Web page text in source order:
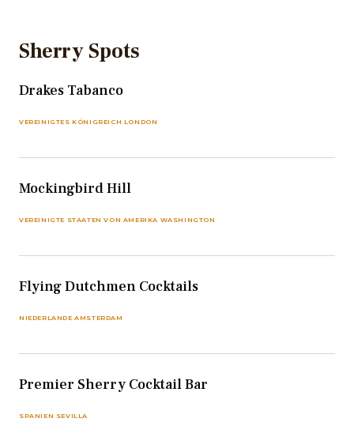
Sherry Spots
Drakes Tabanco
VEREINIGTES KÖNIGREICH LONDON
Mockingbird Hill
VEREINIGTE STAATEN VON AMERIKA WASHINGTON
Flying Dutchmen Cocktails
NIEDERLANDE AMSTERDAM
Premier Sherry Cocktail Bar
SPANIEN SEVILLA